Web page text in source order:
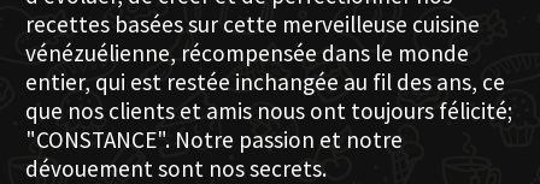
recettes basées sur cette merveilleuse cuisine
vénézuélienne, récompensée dans le monde
entier, qui est restée inchangée au fil des ans, ce
que nos clients et amis nous ont toujours félicité;
"CONSTANCE". Notre passion et notre
dévouement sont nos secrets.